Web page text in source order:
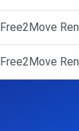
Free2Move
Free2Move